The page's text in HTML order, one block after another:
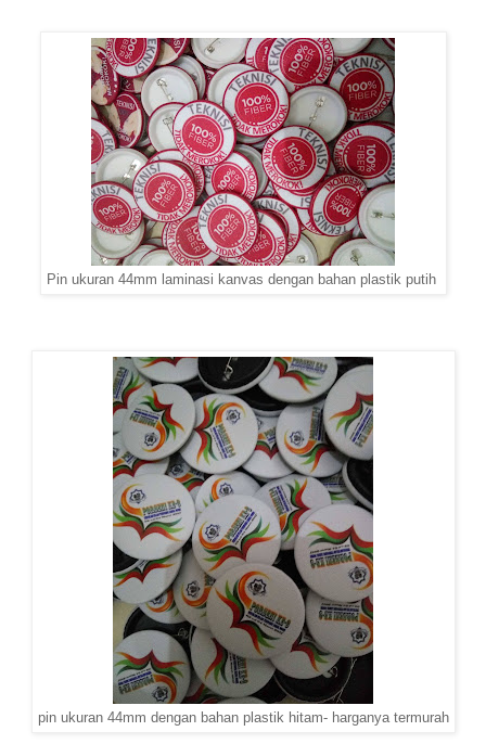
Pin ukuran 44mm laminasi kanvas dengan bahan plastik putih
pin ukuran 44mm dengan bahan plastik hitam- harganya termurah